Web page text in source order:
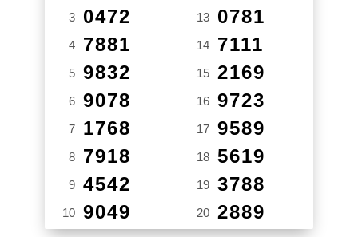
3 0472
4 7881
5 9832
6 9078
7 1768
8 7918
9 4542
10 9049
13 0781
14 7111
15 2169
16 9723
17 9589
18 5619
19 3788
20 2889